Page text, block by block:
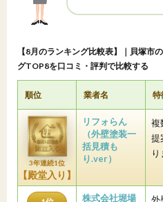
【8月のランキング比較表】｜貝塚市
グTOP8を口コミ・評判で比較する
順位 業者名 特
3年連続1位
【殿堂入り】
リフォらん
（外壁塗装一
括見積も
り.ver）
複
提
り
株式会社堀場
外